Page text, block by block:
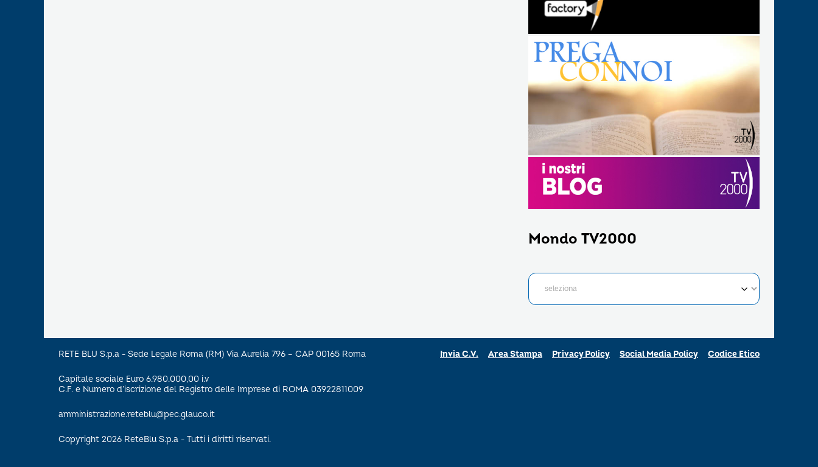
Mondo TV2000
RETE BLU S.p.a - Sede Legale Roma (RM) Via Aurelia 796 – CAP 00165 Roma
Capitale sociale Euro 6.980.000,00 i.v
C.F. e Numero d’iscrizione del Registro delle Imprese di ROMA 03922811009
amministrazione.reteblu@pec.glauco.it
Copyright 2026 ReteBlu S.p.a - Tutti i diritti riservati.
Invia C.V. Area Stampa Privacy Policy Social Media Policy Codice Etico